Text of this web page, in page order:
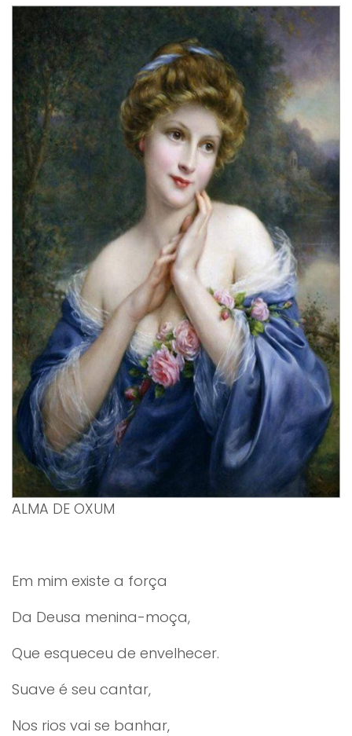
ALMA DE OXUM
Em mim existe a força
Da Deusa menina-moça,
Que esqueceu de envelhecer.
Suave é seu cantar,
Nos rios vai se banhar,